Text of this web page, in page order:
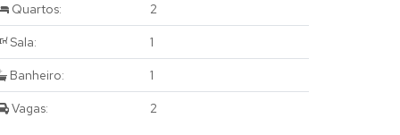
Quartos: 2
Sala: 1
Banheiro: 1
Vagas: 2